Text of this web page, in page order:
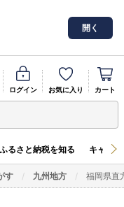
開く
ログイン お気に入り カート
ふるさと納税を知る キャン
す 九州地方 福岡県直